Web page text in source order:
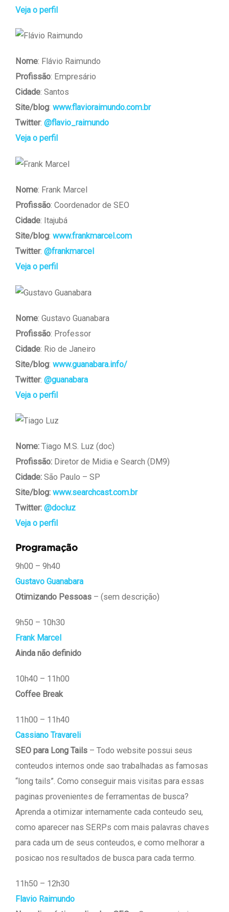
Veja o perfil
Nome: Flávio Raimundo
Profissão: Empresário
Cidade: Santos
Site/blog: www.flavioraimundo.com.br
Twitter: @flavio_raimundo
Veja o perfil
Nome: Frank Marcel
Profissão: Coordenador de SEO
Cidade: Itajubá
Site/blog: www.frankmarcel.com
Twitter: @frankmarcel
Veja o perfil
Nome: Gustavo Guanabara
Profissão: Professor
Cidade: Rio de Janeiro
Site/blog: www.guanabara.info/
Twitter: @guanabara
Veja o perfil
Nome: Tiago M.S. Luz (doc)
Profissão: Diretor de Midia e Search (DM9)
Cidade: São Paulo – SP
Site/blog: www.searchcast.com.br
Twitter: @docluz
Veja o perfil
Programação
9h00 – 9h40
Gustavo Guanabara
Otimizando Pessoas – (sem descrição)
9h50 – 10h30
Frank Marcel
Ainda não definido
10h40 – 11h00
Coffee Break
11h00 – 11h40
Cassiano Travareli
SEO para Long Tails – Todo website possui seus
conteudos internos onde sao trabalhadas as famosas
“long tails”. Como conseguir mais visitas para essas
paginas provenientes de ferramentas de busca?
Aprenda a otimizar internamente cada conteudo seu,
como aparecer nas SERPs com mais palavras chaves
para cada um de seus conteudos, e como melhorar a
posicao nos resultados de busca para cada termo.
11h50 – 12h30
Flavio Raimundo